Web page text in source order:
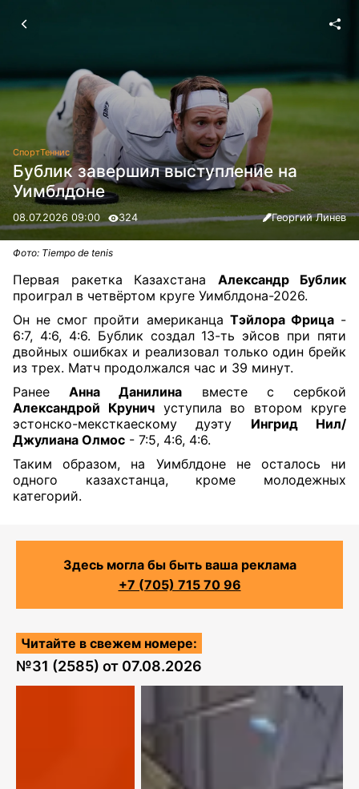
СпортТеннис
Бублик завершил выступление на
Уимблдоне
08.07.2026 09:00 324 Георгий Линев
Фото: Tiempo de tenis
Первая ракетка Казахстана Александр Бублик
проиграл в четвёртом круге Уимблдона-2026.
Он не смог пройти американца Тэйлора Фрица-
6:7, 4:6, 4:6. Бублик создал 13-ть эйсов при пяти
двойных ошибках и реализовал только один брейк
из трех. Матч продолжался час и 39 минут.
РанееАнна Данилина вместе с сербкой
Александрой Круничуступила во втором круге
эстонско-мексткаескому дуэту Ингрид Нил/
Джулиана Олмос - 7:5, 4:6, 4:6.
Таким образом, на Уимблдоне не осталось ни
одного казахстанца, кроме молодежных
категорий.
Здесь могла бы быть ваша реклама
+7 (705) 715 70 96
Читайте в свежем номере:
№31 (2585) от 07.08.2026